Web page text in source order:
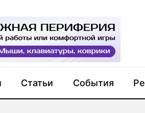
Статьи События